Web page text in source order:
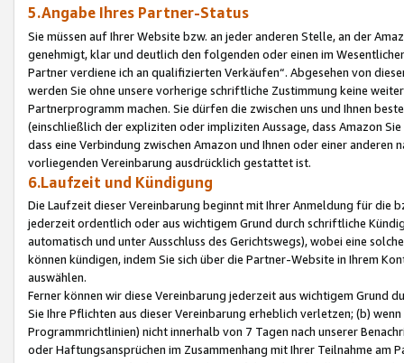
5.Angabe Ihres Partner-Status
Sie müssen auf Ihrer Website bzw. an jeder anderen Stelle, an der
genehmigt, klar und deutlich den folgenden oder einen im
Partner verdiene ich an qualifizierten Verkäufen“. Abgesehen von
werden Sie ohne unsere vorherige schriftliche Zustimmung keine
Partnerprogramm machen. Sie dürfen die zwischen uns und Ihnen
(einschließlich der expliziten oder impliziten Aussage, dass Amazon
dass eine Verbindung zwischen Amazon und Ihnen oder einer
vorliegenden Vereinbarung ausdrücklich gestattet ist.
6.Laufzeit und Kündigung
Die Laufzeit dieser Vereinbarung beginnt mit Ihrer Anmeldung für die
jederzeit ordentlich oder aus wichtigem Grund durch schriftliche
automatisch und unter Ausschluss des Gerichtswegs), wobei eine
können kündigen, indem Sie sich über die Partner-Website in Ihrem
auswählen.
Ferner können wir diese Vereinbarung jederzeit aus wichtigem Grund
Sie Ihre Pflichten aus dieser Vereinbarung erheblich verletzen; (b)
Programmrichtlinien) nicht innerhalb von 7 Tagen nach unserer
oder Haftungsansprüchen im Zusammenhang mit Ihrer Teilnahme am